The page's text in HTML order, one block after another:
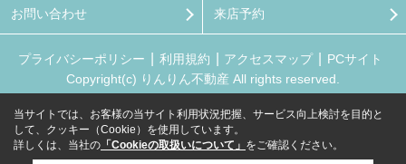
お問い合わせ 来店予約
プライバシーポリシー 利用規約 アクセスマップ
PCサイト
Copyright(c) りんりん不動産 All rights reserved.
当サイトでは、お客様の当サイト利用状況把握、サービス向上検討を目的と
して、クッキー（Cookie）を使用しています。
詳しくは、当社の 「Cookieの取扱いについて」 をご確認ください。